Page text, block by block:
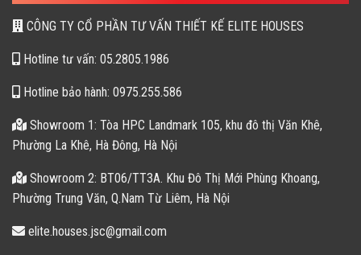
CÔNG TY CỔ PHẦN TƯ VẤN THIẾT KẾ ELITE HOUSES
Hotline tư vấn: 05.2805.1986
Hotline bảo hành: 0975.255.586
Showroom 1: Tòa HPC Landmark 105, khu đô thị Văn Khê,
Phường La Khê, Hà Đông, Hà Nội
Showroom 2: BT06/TT3A. Khu Đô Thị Mới Phùng Khoang,
Phường Trung Văn, Q.Nam Từ Liêm, Hà Nội
elite.houses.jsc@gmail.com